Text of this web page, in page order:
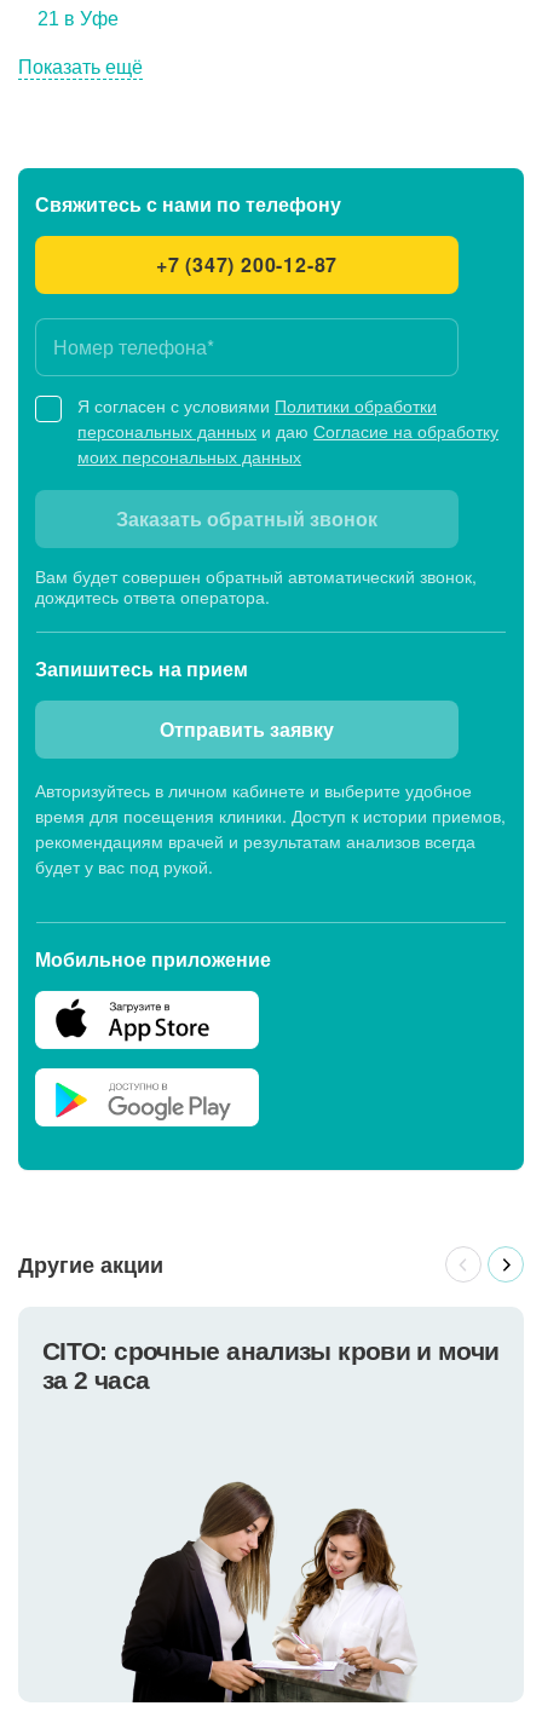
21 в Уфе
Показать ещё
Свяжитесь с нами по телефону
+7 (347) 200-12-87
Я согласен с условиями Политики обработки
персональных данных и даю Согласие на обработку
моих персональных данных
Заказать обратный звонок
Вам будет совершен обратный автоматический звонок,
дождитесь ответа оператора.
Запишитесь на прием
Отправить заявку
Авторизуйтесь в личном кабинете и выберите удобное
время для посещения клиники. Доступ к истории приемов,
рекомендациям врачей и результатам анализов всегда
будет у вас под рукой.
Мобильное приложение
Другие акции
CITO: срочные анализы крови и мочи
за 2 часа